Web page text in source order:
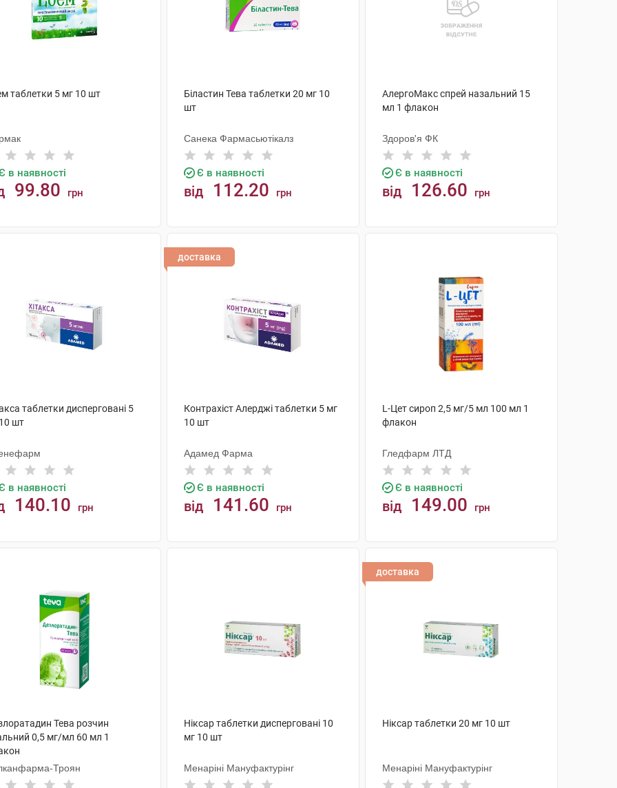
таблетки 5 мг 10 шт
в наявності
99.80 грн
Біластин Тева таблетки 20 мг 10
шт
Санека Фармасьютікалз
Є в наявності
від 112.20 грн
АлергоМакс спрей назальний 15
мл 1 флакон
Здоров'я ФК
Є в наявності
від 126.60 грн
таблетки дисперговані 5
шт
в наявності
140.10 грн
доставка
Контрахіст Алерджі таблетки 5 мг
10 шт
Адамед Фарма
Є в наявності
від 141.60 грн
L-Цет сироп 2,5 мг/5 мл 100 мл 1
флакон
Гледфарм ЛТД
Є в наявності
від 149.00 грн
Тева розчин
0,5 мг/мл 60 мл 1
Троян
Ніксар таблетки дисперговані 10
мг 10 шт
Менаріні Мануфактурінг
доставка
Ніксар таблетки 20 мг 10 шт
Менаріні Мануфактурінг